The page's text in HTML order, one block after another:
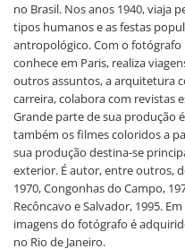
no Brasil. Nos anos 1940, viaja
tipos humanos e as festas
antropológico. Com o fotógrafo
conhece em Paris, realiza
outros assuntos, a arquitetura
carreira, colabora com revistas
Grande parte de sua produção
também os filmes coloridos a
sua produção destina-se
exterior. É autor, entre outros,
1970, Congonhas do Campo,
Recôncavo e Salvador, 1995.
imagens do fotógrafo é
no Rio de Janeiro.